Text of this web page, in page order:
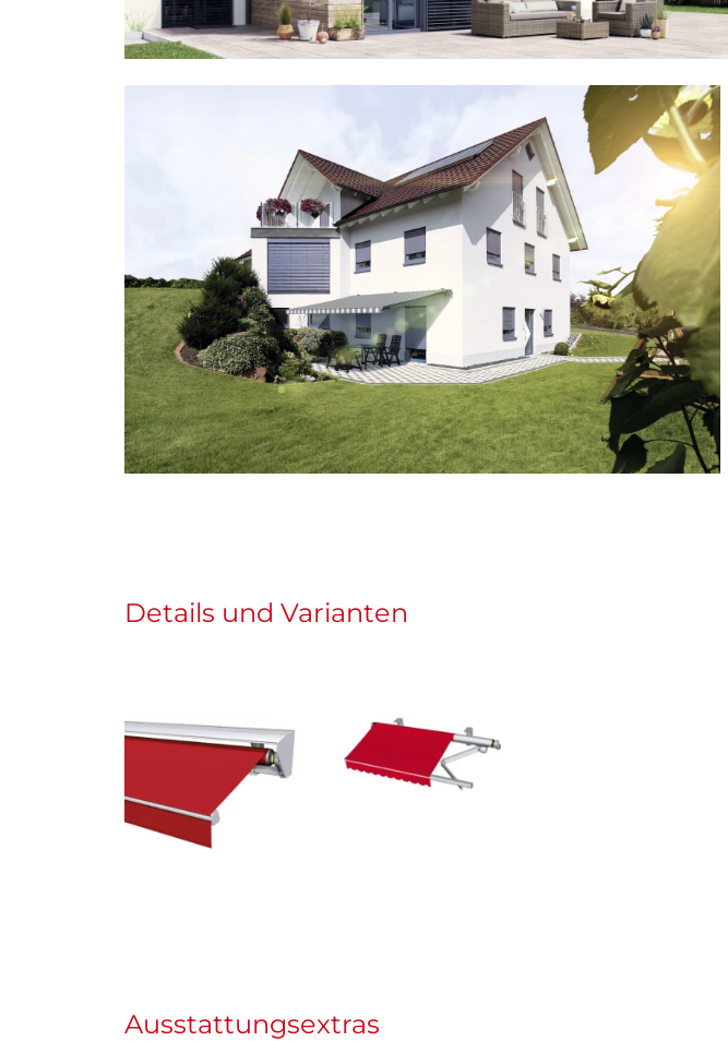
Details und Varianten
Ausstattungsextras